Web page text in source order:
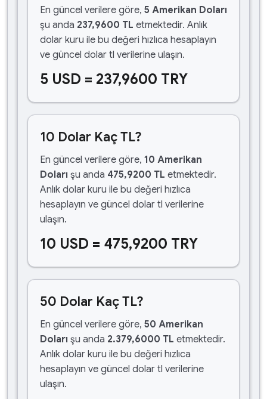
En güncel verilere göre, 5 Amerikan Doları
şu anda 237,9600 TL etmektedir. Anlık
dolar kuru ile bu değeri hızlıca hesaplayın
ve güncel dolar tl verilerine ulaşın.
5 USD = 237,9600 TRY
10 Dolar Kaç TL?
En güncel verilere göre, 10 Amerikan
Doları şu anda 475,9200 TL etmektedir.
Anlık dolar kuru ile bu değeri hızlıca
hesaplayın ve güncel dolar tl verilerine
ulaşın.
10 USD = 475,9200 TRY
50 Dolar Kaç TL?
En güncel verilere göre, 50 Amerikan
Doları şu anda 2.379,6000 TL etmektedir.
Anlık dolar kuru ile bu değeri hızlıca
hesaplayın ve güncel dolar tl verilerine
ulaşın.